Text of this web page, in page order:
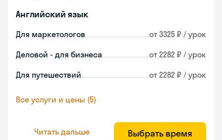
Английский язык
Для маркетологов от 3325 ₽ / урок
Деловой - для бизнеса от 2282 ₽ / урок
Для путешествий от 2282 ₽ / урок
Все услуги и цены (5)
Читать дальше Выбрать время